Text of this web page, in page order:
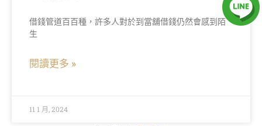
借錢管道百百種，許多人對於到當舖借錢仍然會感到陌
生
閱讀更多 »
11 1 月, 2024